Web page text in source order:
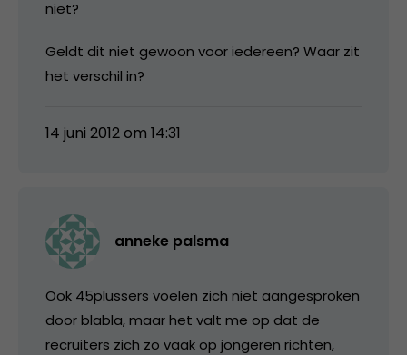
niet?
Geldt dit niet gewoon voor iedereen? Waar zit
het verschil in?
14 juni 2012 om 14:31
anneke palsma
Ook 45plussers voelen zich niet aangesproken
door blabla, maar het valt me op dat de
recruiters zich zo vaak op jongeren richten,